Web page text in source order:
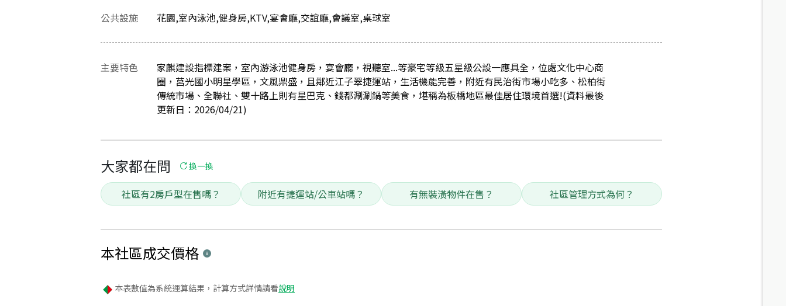
公共設施 花園,室內泳池,健身房,KTV,宴會廳,交誼廳,會議室,桌球室
主要特色
家麒建設指標建案，室內游泳池健身房，宴會廳，視聽室...等豪宅等級五星級公設一應具全，位處文化中心商
圈，莒光國小明星學區，文風鼎盛，且鄰近江子翠捷運站，生活機能完善，附近有民治街市場小吃多、松柏街
傳統市場、全聯社、雙十路上則有星巴克、錢都涮涮鍋等美食，堪稱為板橋地區最佳居住環境首選!(資料最後
更新日：2026/04/21)
大家都在問 換一換
社區有2房戶型在售嗎？ 附近有捷運站/公車站嗎？ 有無裝潢物件在售？ 社區管理方式為何？
本社區成交價格
本表數值為系統運算結果，計算方式詳情請看說明